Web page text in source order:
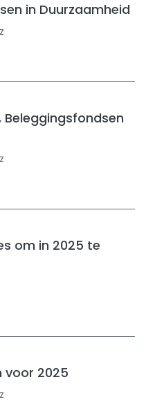
in Duurzaamheid
Beleggingsfondsen
om in 2025 te
voor 2025